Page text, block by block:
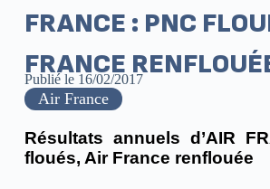
FRANCE : PNC
FRANCE
Publié le 16/02/2017
Air France
Résultats annuels d’AIR
floués, Air France renflouée